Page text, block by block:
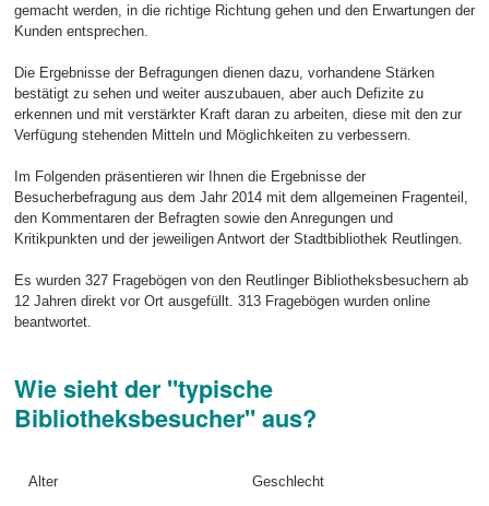
gemacht werden, in die richtige Richtung gehen und den Erwartungen der
Kunden entsprechen.
Die Ergebnisse der Befragungen dienen dazu, vorhandene Stärken
bestätigt zu sehen und weiter auszubauen, aber auch Defizite zu
erkennen und mit verstärkter Kraft daran zu arbeiten, diese mit den zur
Verfügung stehenden Mitteln und Möglichkeiten zu verbessern.
Im Folgenden präsentieren wir Ihnen die Ergebnisse der
Besucherbefragung aus dem Jahr 2014 mit dem allgemeinen Fragenteil,
den Kommentaren der Befragten sowie den Anregungen und
Kritikpunkten und der jeweiligen Antwort der Stadtbibliothek Reutlingen.
Es wurden 327 Fragebögen von den Reutlinger Bibliotheksbesuchern ab
12 Jahren direkt vor Ort ausgefüllt. 313 Fragebögen wurden online
beantwortet.
Wie sieht der "typische
Bibliotheksbesucher" aus?
Alter Geschlecht